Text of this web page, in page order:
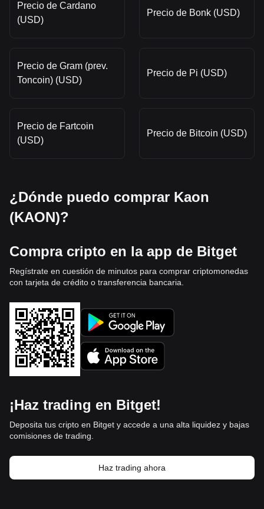
Precio de Cardano
(USD)
Precio de Bonk (USD)
Precio de Gram (prev.
Toncoin) (USD)
Precio de Pi (USD)
Precio de Fartcoin
(USD)
Precio de Bitcoin (USD)
¿Dónde puedo comprar Kaon
(KAON)?
Compra cripto en la app de Bitget
Regístrate en cuestión de minutos para comprar criptomonedas
con tarjeta de crédito o transferencia bancaria.
¡Haz trading en Bitget!
Deposita tus cripto en Bitget y accede a una alta liquidez y bajas
comisiones de trading.
Haz trading ahora